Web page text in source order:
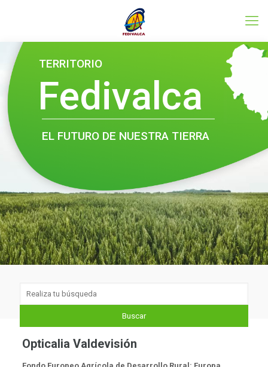
Conoce el programa LEADER
TERRITORIO
Fedivalca
EL FUTURO DE NUESTRA TIERRA
Opticalia Valdevisión